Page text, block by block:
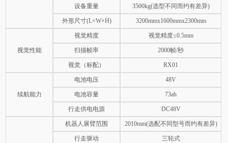
设备重量 3500kg(选型不同而约有差异)
外形尺寸(L×W×H) 3200mmx1600mmx2300mm
视觉性能
视觉精度 视觉精度≤0.5mm
扫描帧率 2000帧/秒
视觉（标配） RX01
续航能力
电池电压 48V
电池容量 73ah
行走供电电源 DC48V
机器人展臂范围 2010mm(选配不同型号而约有差异)
行走驱动 三轮式